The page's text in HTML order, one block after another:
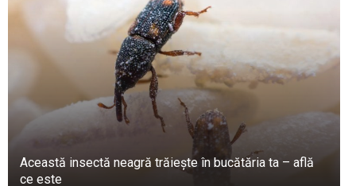
jos raft din frigider. Îndepărtați tulpinile înainte
de a le mânca pentru a absorbi mai puțină apă.
Această insectă neagră trăiește în bucătăria ta – află
ce este